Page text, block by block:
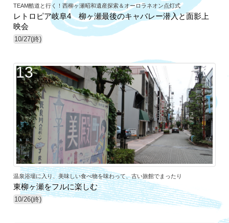
TEAM酷道と行く！西柳ヶ瀬昭和遺産探索＆オーロラネオン点灯式
レトロピア岐阜4 柳ヶ瀬最後のキャバレー潜入と面影上
映会
10/27(終)
13
温泉浴場に入り、美味しい食べ物を味わって、古い旅館でまったり
東柳ヶ瀬をフルに楽しむ
10/26(終)